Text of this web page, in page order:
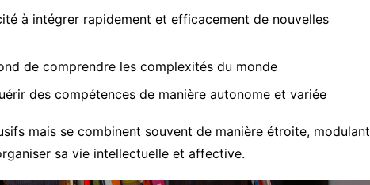
à intégrer rapidement et efficacement de nouvelles
de comprendre les complexités du monde
des compétences de manière autonome et variée
mais se combinent souvent de manière étroite, modulant
sa vie intellectuelle et affective.